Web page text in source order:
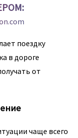
поездку
в дороге
от
чаще всего